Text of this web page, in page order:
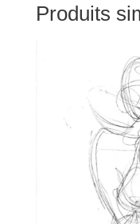
Produits